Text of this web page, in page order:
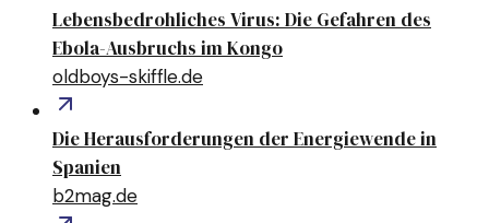
Lebensbedrohliches Virus: Die Gefahren des
Ebola-Ausbruchs im Kongo
oldboys-skiffle.de
Die Herausforderungen der Energiewende in
Spanien
b2mag.de